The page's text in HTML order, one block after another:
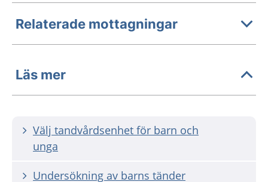
Relaterade mottagningar
Läs mer
Välj tandvårdsenhet för barn och
unga
Undersökning av barns tänder